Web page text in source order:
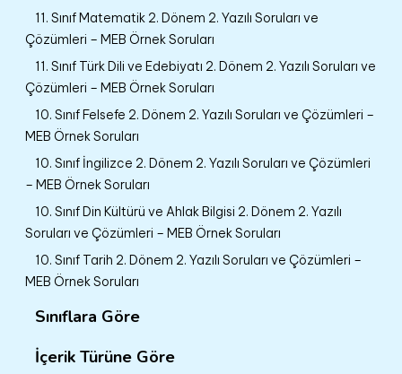
11. Sınıf Matematik 2. Dönem 2. Yazılı Soruları ve
Çözümleri – MEB Örnek Soruları
11. Sınıf Türk Dili ve Edebiyatı 2. Dönem 2. Yazılı Soruları ve
Çözümleri – MEB Örnek Soruları
10. Sınıf Felsefe 2. Dönem 2. Yazılı Soruları ve Çözümleri –
MEB Örnek Soruları
10. Sınıf İngilizce 2. Dönem 2. Yazılı Soruları ve Çözümleri
– MEB Örnek Soruları
10. Sınıf Din Kültürü ve Ahlak Bilgisi 2. Dönem 2. Yazılı
Soruları ve Çözümleri – MEB Örnek Soruları
10. Sınıf Tarih 2. Dönem 2. Yazılı Soruları ve Çözümleri –
MEB Örnek Soruları
Sınıflara Göre
İçerik Türüne Göre